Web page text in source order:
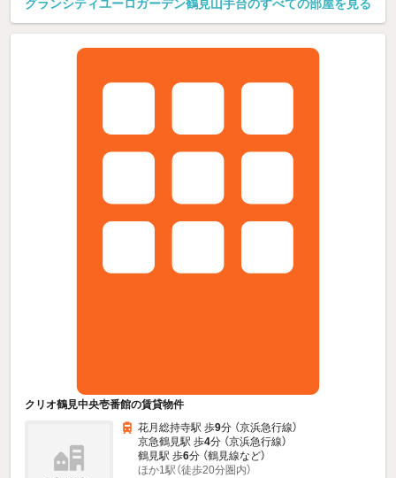
グランシティユーロガーデン鶴見山手台のすべての部屋を見る
クリオ鶴見中央壱番館の賃貸物件
花月総持寺駅 歩9分 （京浜急行線）
京急鶴見駅 歩4分 （京浜急行線）
鶴見駅 歩6分 （鶴見線など）
ほか1駅（徒歩20分圏内）